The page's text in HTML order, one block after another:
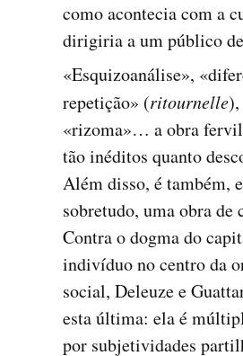
como acontecia com a
dirigiria a um público
«Esquizoanálise»,
repetição» (ritournelle),
«rizoma»… a obra
tão inéditos quanto
Além disso, é também,
sobretudo, uma obra
Contra o dogma do
indivíduo no centro da
social, Deleuze e
esta última: ela é
por subjetividades